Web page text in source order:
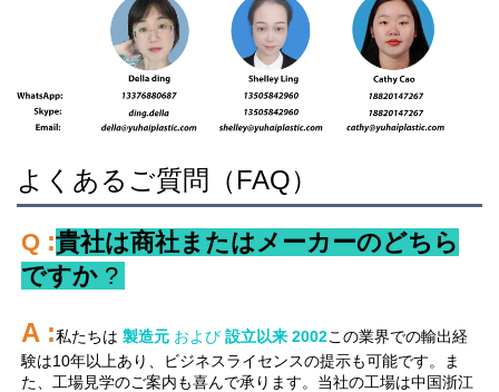
よくあるご質問（FAQ）
Q :貴社は商社またはメーカーのどちら
ですか ?
A :私たちは 製造元 および 設立以来 2002この業界での輸出経
験は10年以上あり、ビジネスライセンスの提示も可能です。ま
た、工場見学のご案内も喜んで承ります。当社の工場は中国浙江